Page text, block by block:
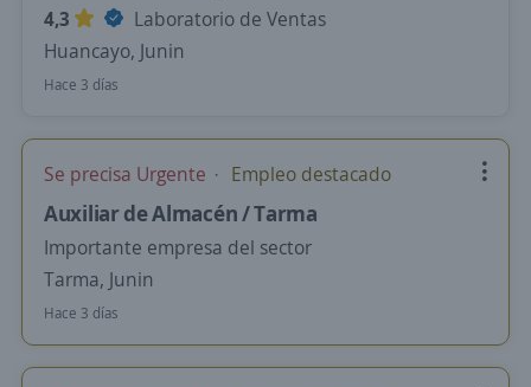
4,3
Laboratorio de Ventas
Huancayo, Junin
Hace 3 días
Se precisa Urgente Empleo destacado
Auxiliar de Almacén / Tarma
Importante empresa del sector
Tarma, Junin
Hace 3 días